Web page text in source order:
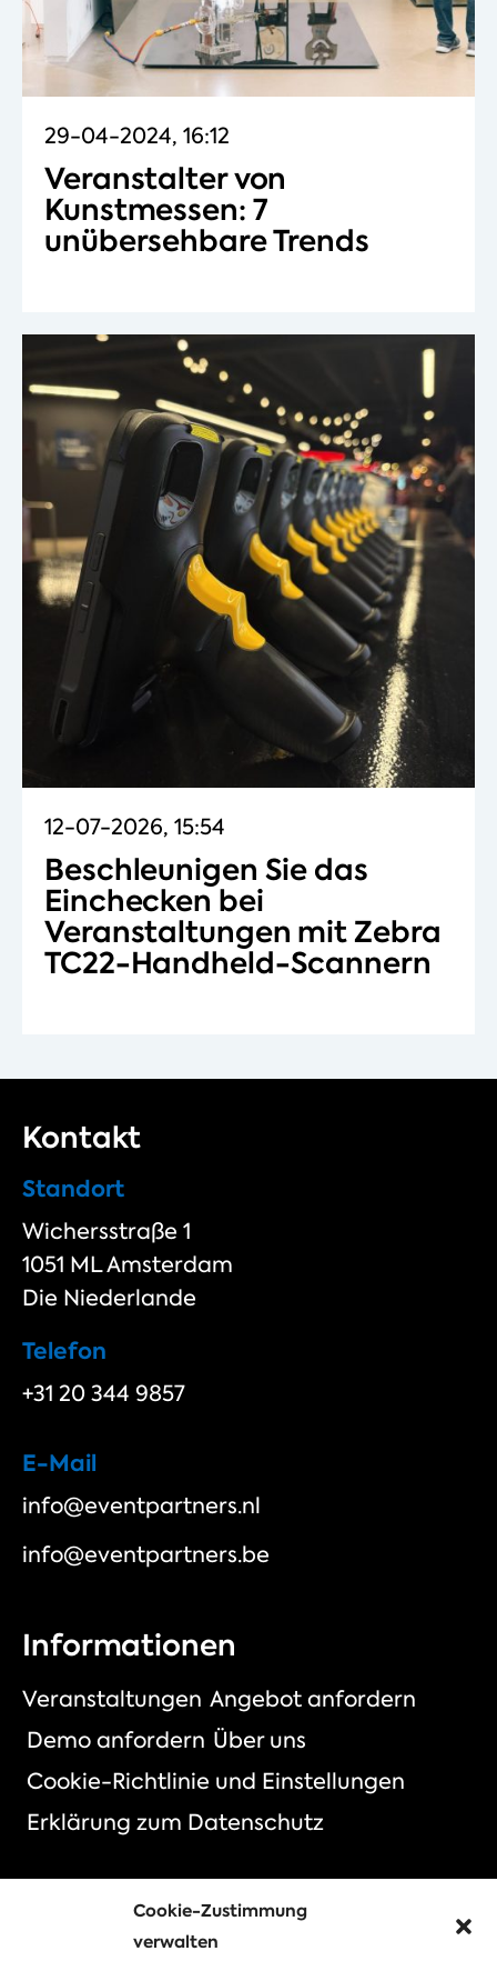
Cookie-Zustimmung
verwalten
29-04-2024, 16:12
Veranstalter von
Kunstmessen: 7
unübersehbare Trends
12-07-2026, 15:54
Beschleunigen Sie das
Einchecken bei
Veranstaltungen mit Zebra
TC22-Handheld-Scannern
Kontakt
Standort
Wichersstraße 1
1051 ML Amsterdam
Die Niederlande
Telefon
+31 20 344 9857
E-Mail
info@eventpartners.nl
info@eventpartners.be
Informationen
Veranstaltungen Angebot anfordern
Demo anfordern Über uns
Cookie-Richtlinie und Einstellungen
Erklärung zum Datenschutz
Wählen Sie Ihre Veranstaltung